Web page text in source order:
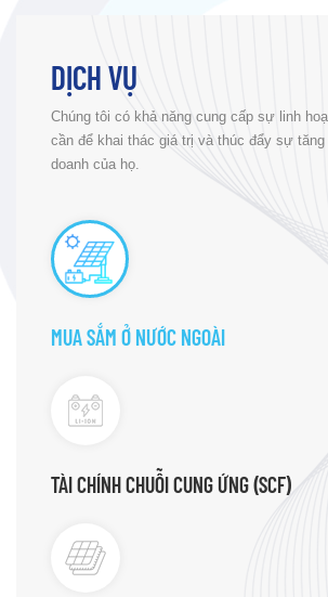
DỊCH VỤ
Chúng tôi có khả năng cung cấp sự linh
cần để khai thác giá trị và thúc đẩy sự
doanh của họ.
MUA SẮM Ở NƯỚC NGOÀI
TÀI CHÍNH CHUỖI CUNG ỨNG (SCF)